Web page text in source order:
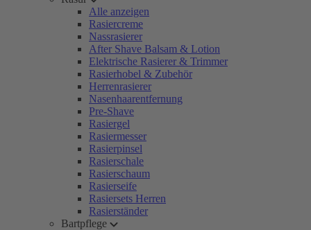
Alle anzeigen
Rasiercreme
Nassrasierer
After Shave Balsam & Lotion
Elektrische Rasierer & Trimmer
Rasierhobel & Zubehör
Herrenrasierer
Nasenhaarentfernung
Pre-Shave
Rasiergel
Rasiermesser
Rasierpinsel
Rasierschale
Rasierschaum
Rasierseife
Rasiersets Herren
Rasierständer
Bartpflege